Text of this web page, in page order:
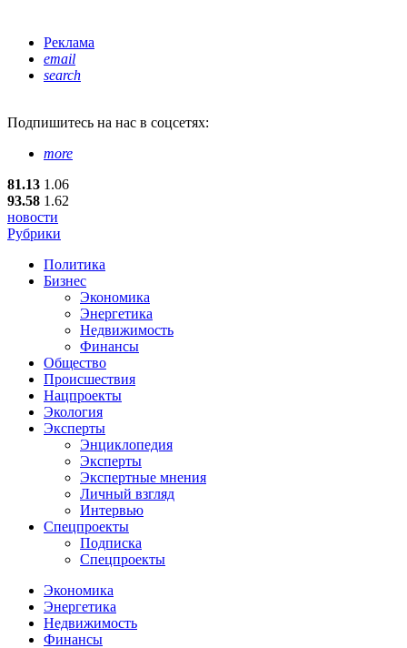
Реклама
email
search
Подпишитесь на нас в соцсетях:
more
81.13 1.06
93.58 1.62
новости
Рубрики
Политика
Бизнес
Экономика
Энергетика
Недвижимость
Финансы
Общество
Происшествия
Нацпроекты
Экология
Эксперты
Энциклопедия
Эксперты
Экспертные мнения
Личный взгляд
Интервью
Спецпроекты
Подписка
Спецпроекты
Экономика
Энергетика
Недвижимость
Финансы